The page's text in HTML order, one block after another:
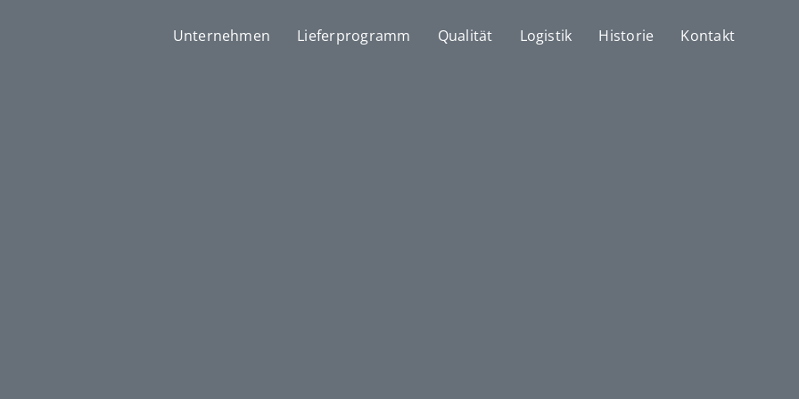
Unternehmen Lieferprogramm Qualität Logistik Historie Kontakt